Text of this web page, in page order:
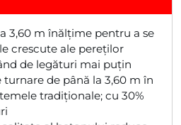
3,60 m înălțime pentru a se
crescute ale pereților
de legături mai puțin
de până la 3,60 m în
tradiționale; cu 30%